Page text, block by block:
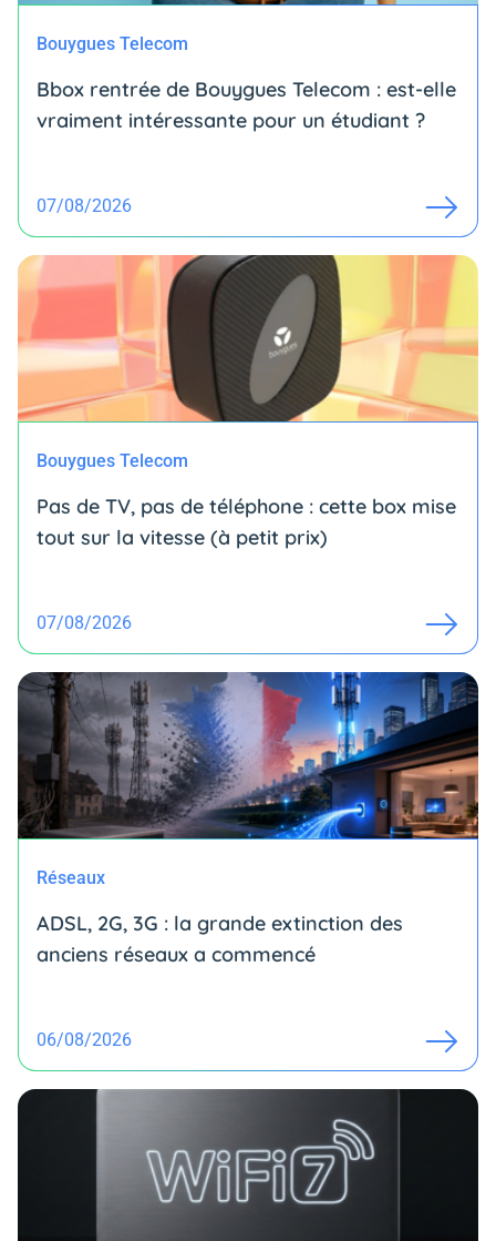
Bouygues Telecom
Bbox rentrée de Bouygues Telecom : est-elle
vraiment intéressante pour un étudiant ?
07/08/2026
Bouygues Telecom
Pas de TV, pas de téléphone : cette box mise
tout sur la vitesse (à petit prix)
07/08/2026
Réseaux
ADSL, 2G, 3G : la grande extinction des
anciens réseaux a commencé
06/08/2026